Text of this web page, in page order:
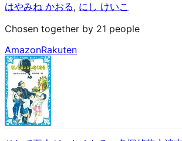
はやみね かおる, にし けいこ
Chosen together by 21 people
AmazonRakuten